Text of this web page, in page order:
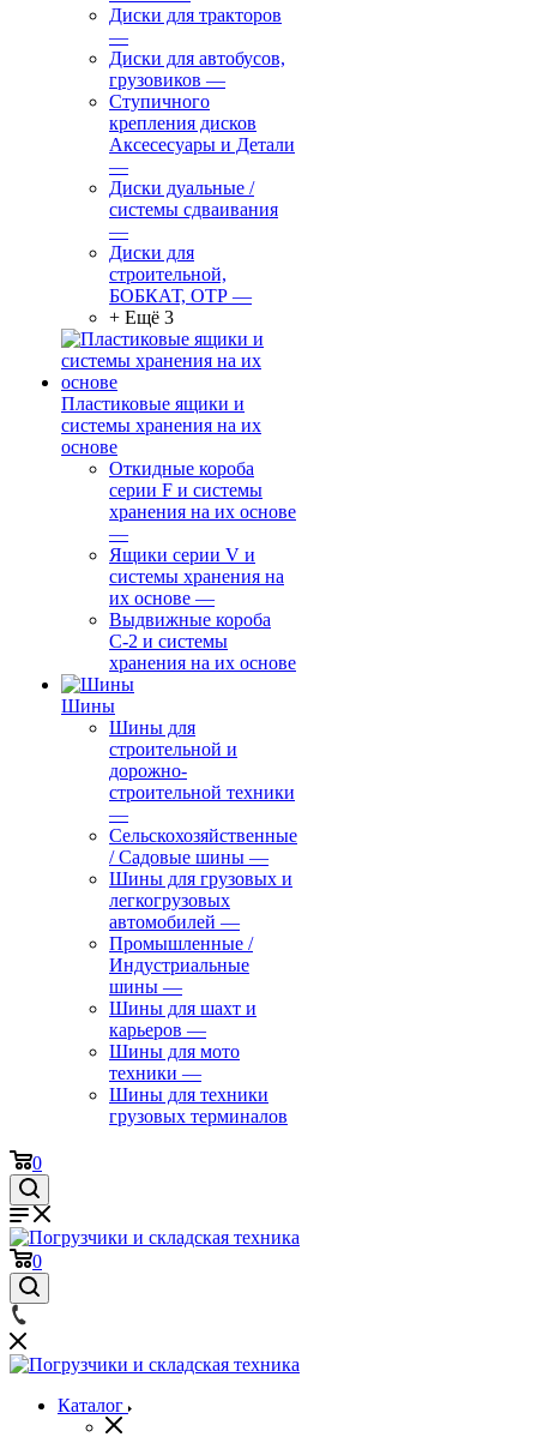
Диски для тракторов
—
Диски для автобусов,
грузовиков —
Ступичного
крепления дисков
Аксесесуары и Детали
—
Диски дуальные /
системы сдваивания
—
Диски для
строительной,
БОБКАТ, ОТР —
+ Ещё 3
Пластиковые ящики и
системы хранения на их
основе
Откидные короба
серии F и системы
хранения на их основе
—
Ящики серии V и
системы хранения на
их основе —
Выдвижные короба
С-2 и системы
хранения на их основе
Шины
Шины для
строительной и
дорожно-
строительной техники
—
Сельскохозяйственные
/ Садовые шины —
Шины для грузовых и
легкогрузовых
автомобилей —
Промышленные /
Индустриальные
шины —
Шины для шахт и
карьеров —
Шины для мото
техники —
Шины для техники
грузовых терминалов
0
0
Каталог